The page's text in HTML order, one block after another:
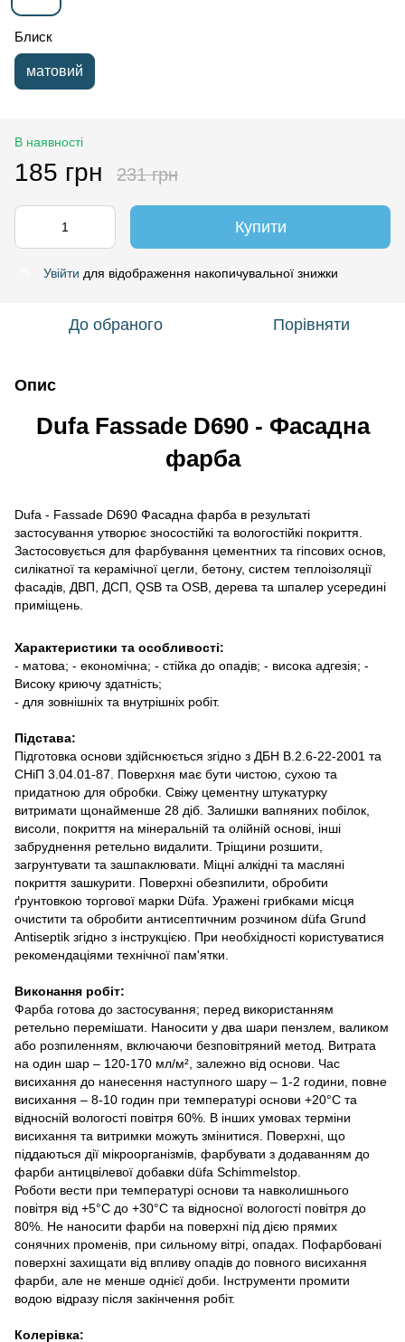
Блиск
матовий
В наявності
185 грн 231 грн
Купити
Увійти для відображення накопичувальної знижки
До обраного Порівняти
Опис
Dufa Fassade D690 - Фасадна
фарба
Dufa - Fassade D690 Фасадна фарба в результаті
застосування утворює зносостійкі та вологостійкі покриття.
Застосовується для фарбування цементних та гіпсових основ,
силікатної та керамічної цегли, бетону, систем теплоізоляції
фасадів, ДВП, ДСП, QSB та OSB, дерева та шпалер усередині
приміщень.
Характеристики та особливості:
- матова; - економічна; - стійка до опадів; - висока адгезія; -
Високу криючу здатність;
- для зовнішніх та внутрішніх робіт.
Підстава:
Підготовка основи здійснюється згідно з ДБН В.2.6-22-2001 та
СНіП 3.04.01-87. Поверхня має бути чистою, сухою та
придатною для обробки. Свіжу цементну штукатурку
витримати щонайменше 28 діб. Залишки вапняних побілок,
висоли, покриття на мінеральній та олійній основі, інші
забруднення ретельно видалити. Тріщини розшити,
загрунтувати та зашпаклювати. Міцні алкідні та масляні
покриття зашкурити. Поверхні обезпилити, обробити
ґрунтовкою торгової марки Düfa. Уражені грибками місця
очистити та обробити антисептичним розчином düfa Grund
Antiseptik згідно з інструкцією. При необхідності користуватися
рекомендаціями технічної пам'ятки.
Виконання робіт:
Фарба готова до застосування; перед використанням
ретельно перемішати. Наносити у два шари пензлем, валиком
або розпиленням, включаючи безповітряний метод. Витрата
на один шар – 120-170 мл/м², залежно від основи. Час
висихання до нанесення наступного шару – 1-2 години, повне
висихання – 8-10 годин при температурі основи +20°С та
відносній вологості повітря 60%. В інших умовах терміни
висихання та витримки можуть змінитися. Поверхні, що
піддаються дії мікроорганізмів, фарбувати з додаванням до
фарби антицвілевої добавки düfa Schimmelstop.
Роботи вести при температурі основи та навколишнього
повітря від +5°С до +30°С та відносної вологості повітря до
80%. Не наносити фарби на поверхні під дією прямих
сонячних променів, при сильному вітрі, опадах. Пофарбовані
поверхні захищати від впливу опадів до повного висихання
фарби, але не менше однієї доби. Інструменти промити
водою відразу після закінчення робіт.
Колерівка: